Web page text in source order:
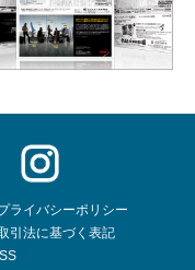
ライバシーポリシー
引法に基づく表記